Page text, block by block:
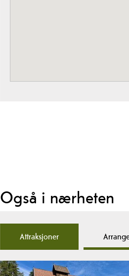
Også i nærheten
Attraksjoner